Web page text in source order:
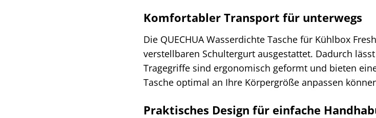
Komfortabler Transport für unterwegs
Die QUECHUA Wasserdichte Tasche für Kühlbox
verstellbaren Schultergurt ausgestattet. Dadurch
Tragegriffe sind ergonomisch geformt und bieten
Tasche optimal an Ihre Körpergröße anpassen
Praktisches Design für einfache